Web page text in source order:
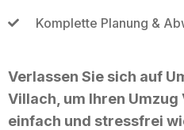
Komplette Planung &
Verlassen Sie sich auf
Villach, um Ihren
einfach und stressfrei